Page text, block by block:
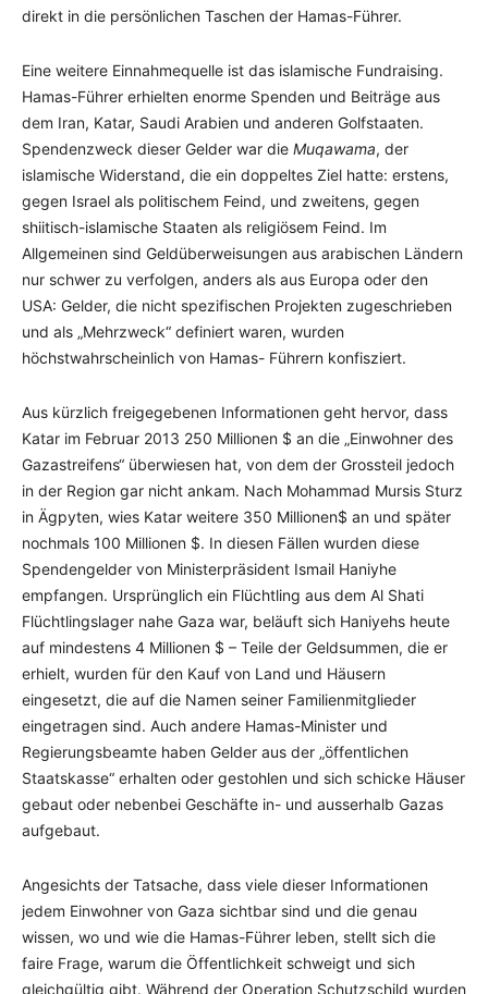
direkt in die persönlichen Taschen der Hamas-Führer.
Eine weitere Einnahmequelle ist das islamische Fundraising.
Hamas-Führer erhielten enorme Spenden und Beiträge aus
dem Iran, Katar, Saudi Arabien und anderen Golfstaaten.
Spendenzweck dieser Gelder war die Muqawama, der
islamische Widerstand, die ein doppeltes Ziel hatte: erstens,
gegen Israel als politischem Feind, und zweitens, gegen
shiitisch-islamische Staaten als religiösem Feind. Im
Allgemeinen sind Geldüberweisungen aus arabischen Ländern
nur schwer zu verfolgen, anders als aus Europa oder den
USA: Gelder, die nicht spezifischen Projekten zugeschrieben
und als „Mehrzweck“ definiert waren, wurden
höchstwahrscheinlich von Hamas- Führern konfisziert.
Aus kürzlich freigegebenen Informationen geht hervor, dass
Katar im Februar 2013 250 Millionen $ an die „Einwohner des
Gazastreifens“ überwiesen hat, von dem der Grossteil jedoch
in der Region gar nicht ankam. Nach Mohammad Mursis Sturz
in Ägpyten, wies Katar weitere 350 Millionen$ an und später
nochmals 100 Millionen $. In diesen Fällen wurden diese
Spendengelder von Ministerpräsident Ismail Haniyhe
empfangen. Ursprünglich ein Flüchtling aus dem Al Shati
Flüchtlingslager nahe Gaza war, beläuft sich Haniyehs heute
auf mindestens 4 Millionen $ – Teile der Geldsummen, die er
erhielt, wurden für den Kauf von Land und Häusern
eingesetzt, die auf die Namen seiner Familienmitglieder
eingetragen sind. Auch andere Hamas-Minister und
Regierungsbeamte haben Gelder aus der „öffentlichen
Staatskasse“ erhalten oder gestohlen und sich schicke Häuser
gebaut oder nebenbei Geschäfte in- und ausserhalb Gazas
aufgebaut.
Angesichts der Tatsache, dass viele dieser Informationen
jedem Einwohner von Gaza sichtbar sind und die genau
wissen, wo und wie die Hamas-Führer leben, stellt sich die
faire Frage, warum die Öffentlichkeit schweigt und sich
gleichgültig gibt. Während der Operation Schutzschild wurden